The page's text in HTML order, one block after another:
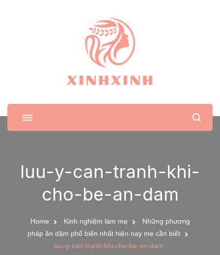
XinhXinh
Trang tin tức cho phái đẹp
luu-y-can-tranh-khi-
cho-be-an-dam
Home Kinh nghiệm làm mẹ
Những phương
pháp ăn dặm phổ biến nhất hiện nay mẹ cần biết
luu-y-can-tranh-khi-cho-be-an-dam